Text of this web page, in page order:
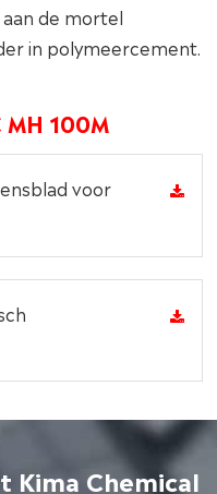
de mortel
in polymeercement.
100M
voor
Kima Chemical